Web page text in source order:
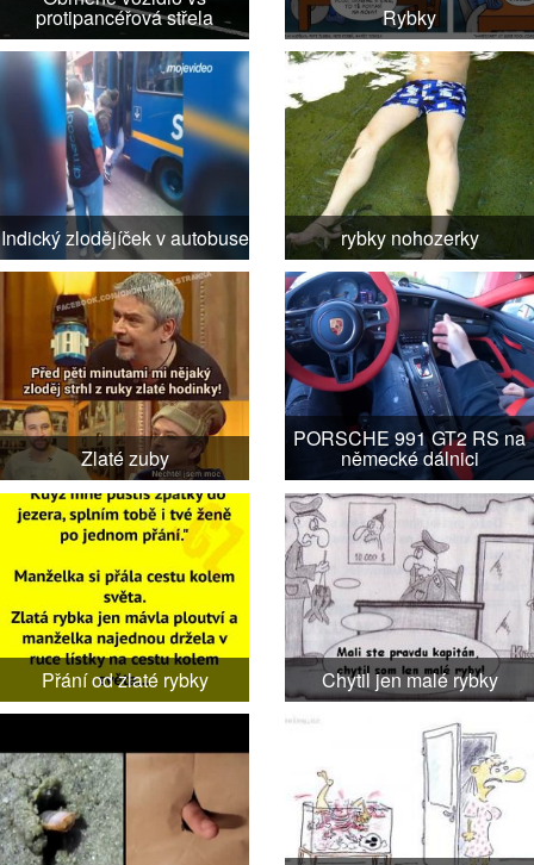
protipancéřová střela Rybky
Indický zlodějíček v autobuse rybky nohozerky
Zlaté zuby
PORSCHE 991 GT2 RS na
německé dálnici
Přání od zlaté rybky Chytil jen malé rybky